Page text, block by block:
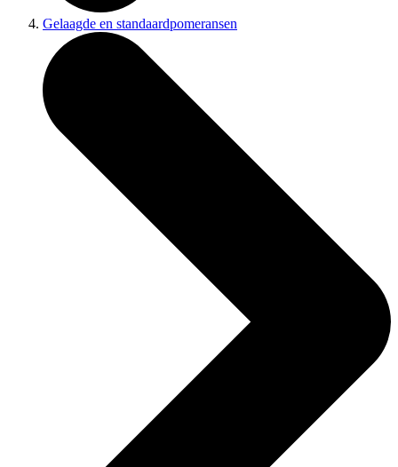
Gelaagde en standaardpomeransen